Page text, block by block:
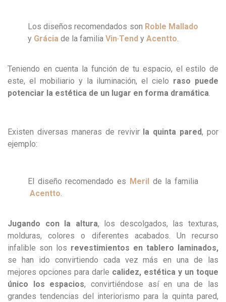
Los diseños recomendados son Roble Mallado
y Grácia de la familia Vin·Tend y Acentto
Teniendo en cuenta la función de tu espacio, el estilo de
este, el mobiliario y la iluminación, el cielo raso puede
potenciar la estética de un lugar en forma dramática
Existen diversas maneras de revivir la quinta pared, por
ejemplo:
El diseño recomendado es Meril de la familia
Acentto.
Jugando con la altura, los descolgados, las texturas,
molduras, colores o diferentes acabados. Un recurso
infalible son los revestimientos en tablero laminados,
se han ido convirtiendo cada vez más en una de las
mejores opciones para darle calidez, estética y un toque
único los espacios, convirtiéndose así en una de las
grandes tendencias del interiorismo para la quinta pared,